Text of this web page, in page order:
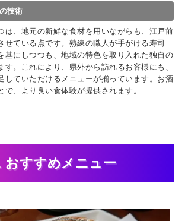
技術
は、地元の新鮮な食材を用いながらも、江戸前
せている点です。熟練の職人が手がける寿司
基にしつつも、地域の特色を取り入れた独自の
す。これにより、県外から訪れるお客様にも、
していただけるメニューが揃っています。お酒
で、より良い食体験が提供されます。
おすすめメニュー